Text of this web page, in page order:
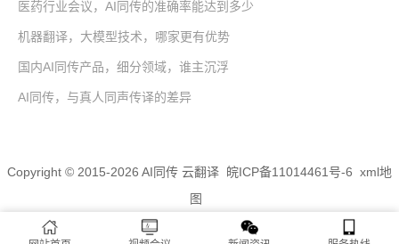
医药行业会议，AI同传的准确率能达到多少
机器翻译，大模型技术，哪家更有优势
国内AI同传产品，细分领域，谁主沉浮
AI同传，与真人同声传译的差异
Copyright © 2015-2026 AI同传 云翻译 皖ICP备11014461号-6 xml地
图